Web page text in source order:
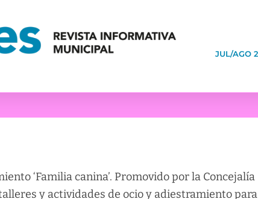
JUL/AGO
‘Familia canina’. Promovido por la Concejalía
y actividades de ocio y adiestramiento para